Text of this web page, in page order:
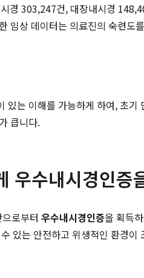
경 303,247건, 대장내시경
임상 데이터는 의료진의 숙련
있는 이해를 가능하게 하여, 초
큽니다.
우수내시경인증
로부터 우수내시경인증을 획득
있는 안전하고 위생적인 환경